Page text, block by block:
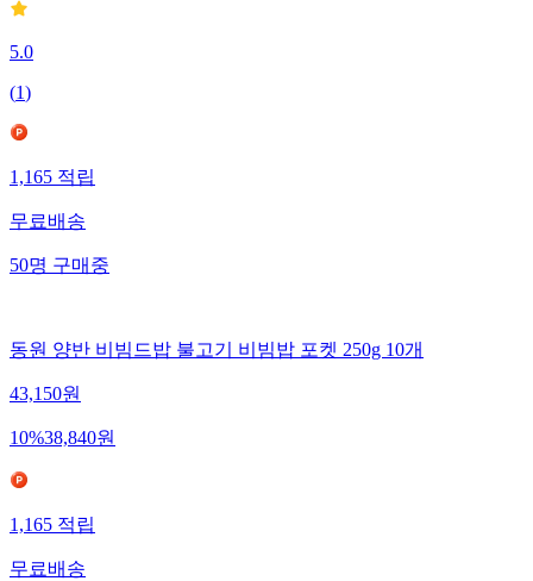
5.0
(1)
1,165 적립
무료배송
50명 구매중
동원 양반 비빔드밥 불고기 비빔밥 포켓 250g 10개
43,150원
10%38,840원
1,165 적립
무료배송